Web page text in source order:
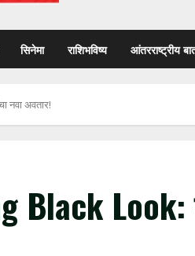
सिनेमा राशिभविष्य आंतरराष्ट्रीय
अवतार!
Black Look: